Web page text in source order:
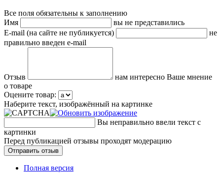
Все поля обязательны к заполнению
Имя
вы не представились
E-mail (на сайте не публикуется)
не
правильно введен e-mail
Отзыв
нам интересно Ваше мнение
о товаре
Оцените товар:
Наберите текст, изображённый на картинке
Вы неправильно ввели текст с
картинки
Перед публикацией отзывы проходят модерацию
Полная версия